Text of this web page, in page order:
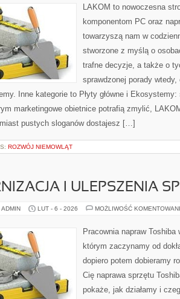
LAKOM to nowoczesna
komponentom PC oraz
towarzyszą nam w
stworzone z myślą o
trafne decyzje, a także o
sprawdzonej porady
Inne kategorie to Płyty główne i
marketingowe obietnice potrafią zmylić,
pustych sloganów dostajesz […]
ROZWÓJ NIEMOWLĄT
I ULEPSZENIA
LUT - 6 - 2026 MOŻLIWOŚĆ
Pracownia napraw
którym zaczynamy od
dopiero potem dobieramy
Cię naprawa sprzętu
pokaże, jak działamy i